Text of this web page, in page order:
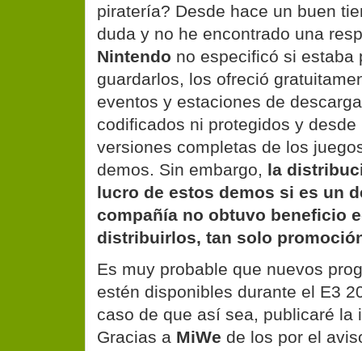
piratería? Desde hace un buen
duda y no he encontrado una
Nintendo no especificó si estaba
guardarlos, los ofreció
eventos y estaciones de
codificados ni protegidos y
versiones completas de los
demos. Sin embargo, la
lucro de estos demos si es un
compañía no obtuvo beneficio
distribuirlos, tan solo
Es muy probable que nuevos
estén disponibles durante el E3
caso de que así sea, publicaré la
Gracias a MiWe de los por el